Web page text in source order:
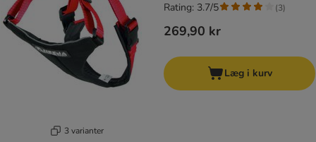
3 varianter
269,90 kr
Rating: 3.7/5 (3)
Læg i kurv